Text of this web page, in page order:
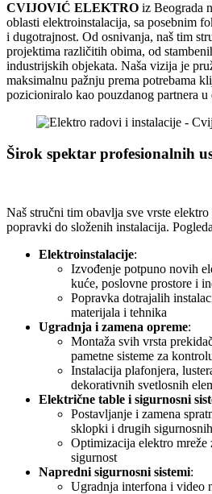
CVIJOVIĆ ELEKTRO iz Beograda
oblasti elektroinstalacija, sa posebnim
i dugotrajnost. Od osnivanja, naš tim
projektima različitih obima, od
industrijskih objekata. Naša vizija je
maksimalnu pažnju prema potrebama
pozicioniralo kao pouzdanog partnera u
Širok spektar profesionalnih
Naš stručni tim obavlja sve vrste
popravki do složenih instalacija.
Elektroinstalacije:
Izvođenje potpuno novih
kuće, poslovne prostore i
Popravka dotrajalih
materijala i tehnika
Ugradnja i zamena opreme:
Montaža svih vrsta
pametne sisteme za
Instalacija plafonjera,
dekorativnih svetlosnih
Električne table i sigurnosni
Postavljanje i zamena
sklopki i drugih
Optimizacija elektro mreže
sigurnost
Napredni sigurnosni sistemi:
Ugradnja interfona i video